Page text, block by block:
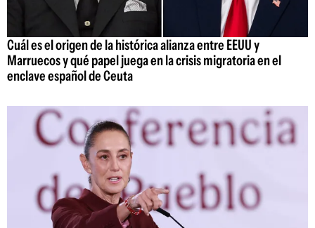
Cuál es el origen de la histórica alianza entre EEUU y
Marruecos y qué papel juega en la crisis migratoria en el
enclave español de Ceuta